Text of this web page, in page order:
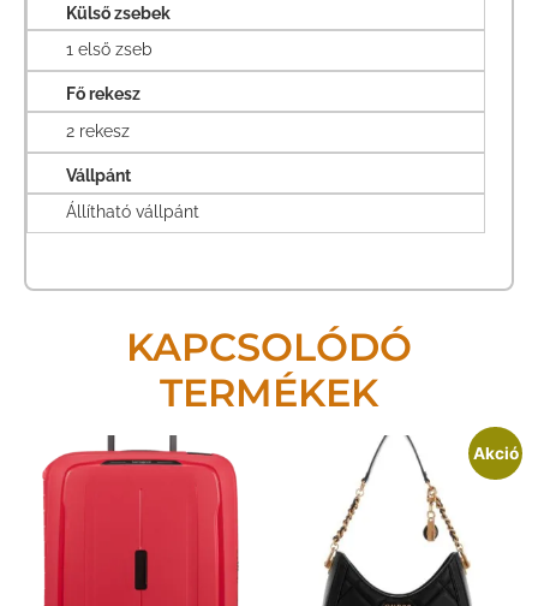
Külső zsebek
1 első zseb
Fő rekesz
2 rekesz
Vállpánt
Állítható vállpánt
KAPCSOLÓDÓ
TERMÉKEK
Akció